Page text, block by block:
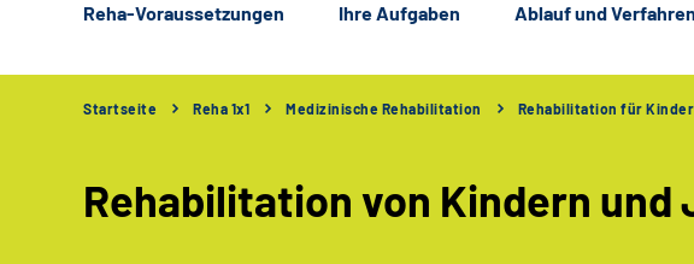
Reha-Voraussetzungen Ihre Aufgaben Ablauf und Verfahren
Startseite Reha 1x1 Medizinische Rehabilitation Rehabilitation für Kinder
Rehabilitation von Kindern und